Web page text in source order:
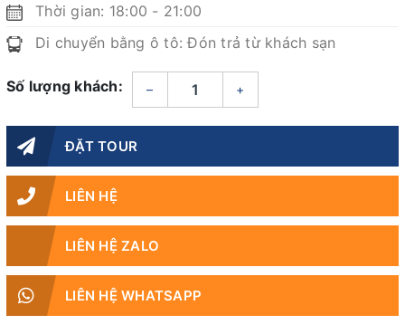
Thời gian: 18:00 - 21:00
Di chuyển bằng ô tô: Đón trả từ khách sạn
Số lượng khách: – +
ĐẶT TOUR
LIÊN HỆ
LIÊN HỆ ZALO
LIÊN HỆ WHATSAPP